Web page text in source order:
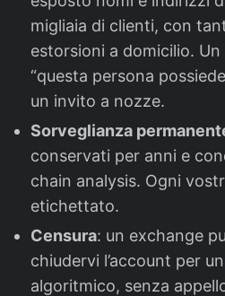
migliaia di clienti, con
estorsioni a domicilio.
“questa persona
un invito a nozze.
Sorveglianza
conservati per anni e
chain analysis. Ogni
etichettato.
Censura: un exchange
chiudervi l’account per
algoritmico, senza